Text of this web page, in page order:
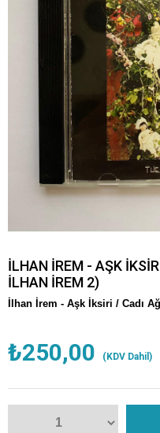
İLHAN İREM - AŞK
İLHAN İREM 2)
İlhan İrem - Aşk İksiri / Cadı
₺250,00 (KDV Dahil)